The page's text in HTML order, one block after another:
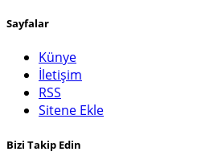
Sayfalar
Künye
İletişim
RSS
Sitene Ekle
Bizi Takip Edin